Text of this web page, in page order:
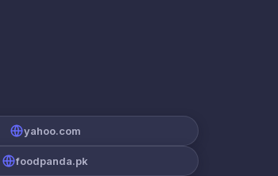
yahoo.com
foodpanda.pk